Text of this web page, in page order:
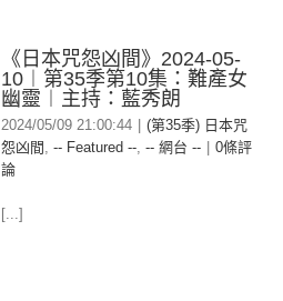
《日本咒怨凶間》2024-05-
10︱第35季第10集：難產女
幽靈︱主持：藍秀朗
2024/05/09 21:00:44
(第35季) 日本咒
怨凶間 , -- Featured --, -- 網台 --
0條評
論
[...]